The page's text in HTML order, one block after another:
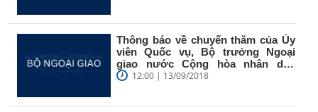
Thông báo về chuyến thăm của Ủy
viên Quốc vụ, Bộ trưởng Ngoại
giao nước Cộng hòa nhân dân
Trung...
12:00 | 13/09/2018